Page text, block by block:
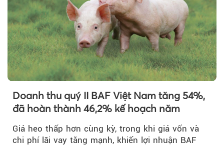
Doanh thu quý II BAF Việt Nam tăng 54%,
đã hoàn thành 46,2% kế hoạch năm
Giá heo thấp hơn cùng kỳ, trong khi giá vốn và
chi phí lãi vay tăng mạnh, khiến lợi nhuận BAF